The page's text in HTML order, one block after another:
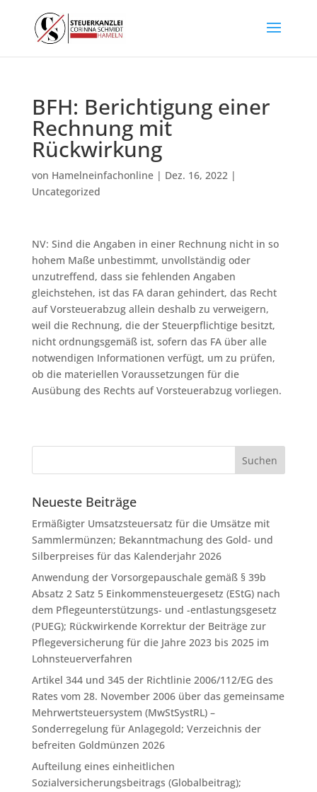
BFH: Berichtigung einer
Rechnung mit
Rückwirkung
von Hamelneinfachonline| Dez. 16, 2022|
Uncategorized
NV: Sind die Angaben in einer Rechnung nicht in so
hohem Maße unbestimmt, unvollständig oder
unzutreffend, dass sie fehlenden Angaben
gleichstehen, ist das FA daran gehindert, das Recht
auf Vorsteuerabzug allein deshalb zu verweigern,
weil die Rechnung, die der Steuerpflichtige besitzt,
nicht ordnungsgemäß ist, sofern das FA über alle
notwendigen Informationen verfügt, um zu prüfen,
ob die materiellen Voraussetzungen für die
Ausübung des Rechts auf Vorsteuerabzug vorliegen.
Neueste Beiträge
Ermäßigter Umsatzsteuersatz für die Umsätze mit
Sammlermünzen; Bekanntmachung des Gold- und
Silberpreises für das Kalenderjahr 2026
Anwendung der Vorsorgepauschale gemäß § 39b
Absatz 2 Satz 5 Einkommensteuergesetz (EStG) nach
dem Pflegeunterstützungs- und -entlastungsgesetz
(PUEG); Rückwirkende Korrektur der Beiträge zur
Pflegeversicherung für die Jahre 2023 bis 2025 im
Lohnsteuerverfahren
Artikel 344 und 345 der Richtlinie 2006/112/EG des
Rates vom 28. November 2006 über das gemeinsame
Mehrwertsteuersystem (MwStSystRL) –
Sonderregelung für Anlagegold; Verzeichnis der
befreiten Goldmünzen 2026
Aufteilung eines einheitlichen
Sozialversicherungsbeitrags (Globalbeitrag);